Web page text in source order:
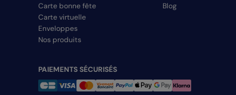
Carte bonne fête
Carte virtuelle
Enveloppes
Nos produits
Blog
PAIEMENTS SÉCURISÉS